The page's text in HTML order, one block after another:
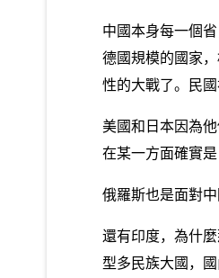
中國本身每一個
德國規模的國家
性的大戰了。民
美國和日本因為
在某一方面確實
俄羅斯也是面對
還有印度，為什
型多民族大國，